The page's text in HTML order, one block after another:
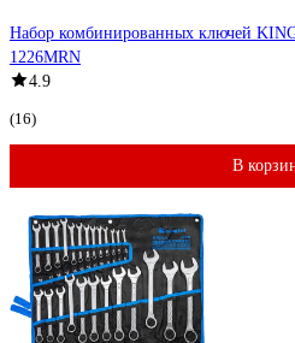
Набор комбинированных ключей
1226MRN
4.9
(16)
В